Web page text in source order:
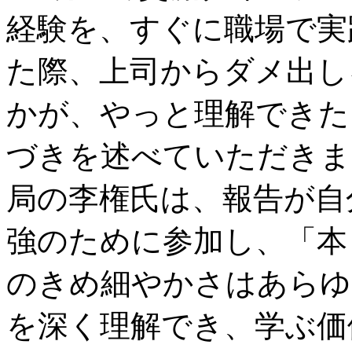
経験を、すぐに職場で
た際、上司からダメ出
かが、やっと理解でき
づきを述べていただき
局の李権氏は、報告が
強のために参加し、「
のきめ細やかさはあら
を深く理解でき、学ぶ